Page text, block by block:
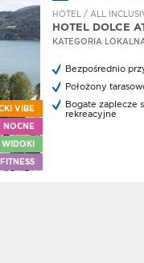
po
VIBE
NOCNE
WIDOKI
FITNESS
HOTEL / ALL
HOTEL DOLCE
KATEGORIA
Bezpośrednio
Położony
Bogate zaplecze
rekreacyjne